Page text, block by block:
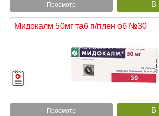
Просмотр
Мидокалм 50мг таб п/плен об №30
Просмотр